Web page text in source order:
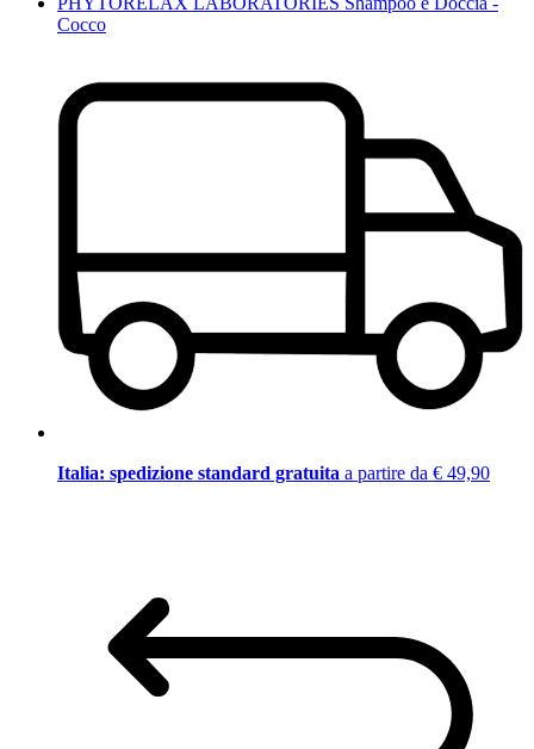
Cocco
Italia: spedizione standard gratuita a partire da € 49,90